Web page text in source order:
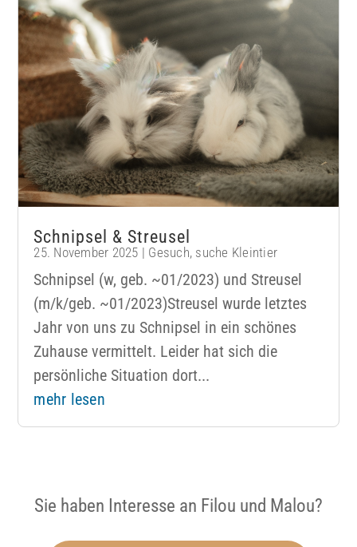
Schnipsel & Streusel
25. November 2025 | Gesuch, suche Kleintier
Schnipsel (w, geb. ~01/2023) und Streusel
(m/k/geb. ~01/2023)Streusel wurde letztes
Jahr von uns zu Schnipsel in ein schönes
Zuhause vermittelt. Leider hat sich die
persönliche Situation dort...
mehr lesen
Sie haben Interesse an Filou und Malou?